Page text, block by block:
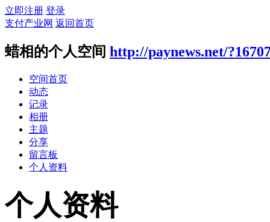
立即注册 登录
支付产业网 返回首页
蜡相的个人空间 http://paynews.net/
空间首页
动态
记录
相册
主题
分享
留言板
个人资料
个人资料